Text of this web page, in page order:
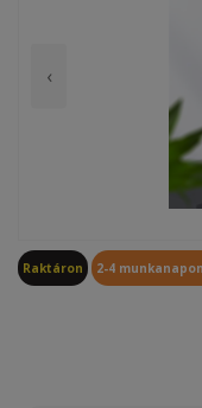
‹
Raktáron 2-4